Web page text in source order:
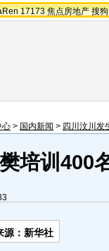
17173 焦点房地产 搜狗
心 > 国内新闻 > 四川汶川发
培训400
源：新华社